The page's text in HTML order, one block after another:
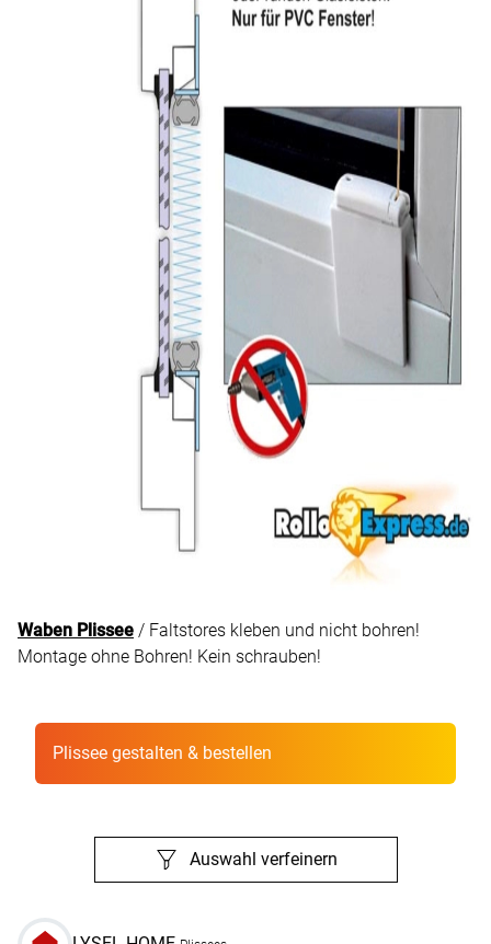
Waben Plissee / Faltstores kleben und nicht bohren!
Montage ohne Bohren! Kein schrauben!
Plissee gestalten & bestellen
Auswahl verfeinern